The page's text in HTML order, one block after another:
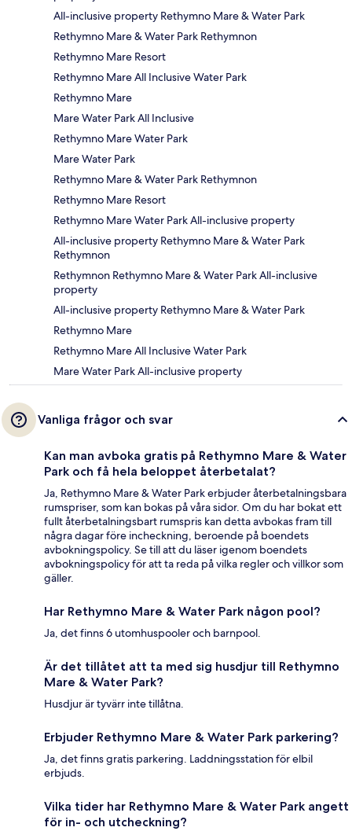
All-inclusive property Rethymno Mare & Water Park
Rethymno Mare & Water Park Rethymnon
Rethymno Mare Resort
Rethymno Mare All Inclusive Water Park
Rethymno Mare
Mare Water Park All Inclusive
Rethymno Mare Water Park
Mare Water Park
Rethymno Mare & Water Park Rethymnon
Rethymno Mare Resort
Rethymno Mare Water Park All-inclusive property
All-inclusive property Rethymno Mare & Water Park
Rethymnon
Rethymnon Rethymno Mare & Water Park All-inclusive
property
All-inclusive property Rethymno Mare & Water Park
Rethymno Mare
Rethymno Mare All Inclusive Water Park
Mare Water Park All-inclusive property
Vanliga frågor och svar
Kan man avboka gratis på Rethymno Mare & Water
Park och få hela beloppet återbetalat?
Ja, Rethymno Mare & Water Park erbjuder återbetalningsbara
rumspriser, som kan bokas på våra sidor. Om du har bokat ett
fullt återbetalningsbart rumspris kan detta avbokas fram till
några dagar före incheckning, beroende på boendets
avbokningspolicy. Se till att du läser igenom boendets
avbokningspolicy för att ta reda på vilka regler och villkor som
gäller.
Har Rethymno Mare & Water Park någon pool?
Ja, det finns 6 utomhuspooler och barnpool.
Är det tillåtet att ta med sig husdjur till Rethymno
Mare & Water Park?
Husdjur är tyvärr inte tillåtna.
Erbjuder Rethymno Mare & Water Park parkering?
Ja, det finns gratis parkering. Laddningsstation för elbil
erbjuds.
Vilka tider har Rethymno Mare & Water Park angett
för in- och utcheckning?